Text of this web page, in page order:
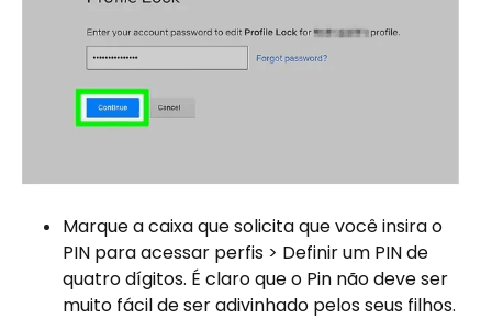
Marque a caixa que solicita que você insira o
PIN para acessar perfis > Definir um PIN de
quatro dígitos. É claro que o Pin não deve ser
muito fácil de ser adivinhado pelos seus filhos.